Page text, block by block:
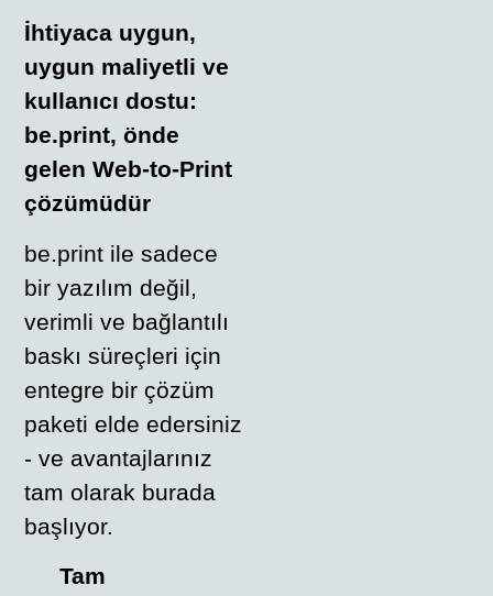
İhtiyaca uygun,
uygun maliyetli ve
kullanıcı dostu:
be.print, önde
gelen Web-to-Print
çözümüdür
be.print ile sadece
bir yazılım değil,
verimli ve bağlantılı
baskı süreçleri için
entegre bir çözüm
paketi elde edersiniz
- ve avantajlarınız
tam olarak burada
başlıyor.
Tam